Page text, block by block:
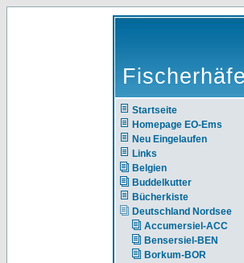
Startseite
Homepage EO-Ems
Neu Eingelaufen
Links
Belgien
Buddelkutter
Bücherkiste
Deutschland Nordsee
Accumersiel-ACC
Bensersiel-BEN
Borkum-BOR